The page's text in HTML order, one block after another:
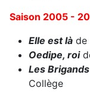
Saison 2005 -
Elle est là de
Oedipe, roi
Les Brigands
Collège